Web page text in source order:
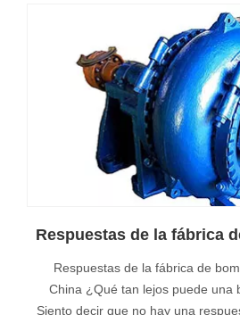
Respuestas de la fábrica de
China ¿Qué tan lejos puede una
Siento decir que no hay una